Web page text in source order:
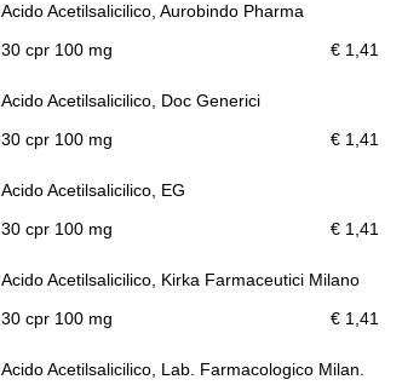
Acido Acetilsalicilico, Aurobindo Pharma
30 cpr 100 mg
€ 1,41
Acido Acetilsalicilico, Doc Generici
30 cpr 100 mg
€ 1,41
Acido Acetilsalicilico, EG
30 cpr 100 mg
€ 1,41
Acido Acetilsalicilico, Kirka Farmaceutici Milano
30 cpr 100 mg
€ 1,41
Acido Acetilsalicilico, Lab. Farmacologico Milan.